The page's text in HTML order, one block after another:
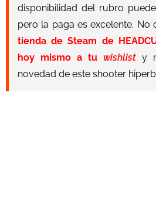
disponibilidad del rubro
pero la paga es excelente. No
tienda de Steam de
hoy mismo a tu wishlist y
novedad de este shooter